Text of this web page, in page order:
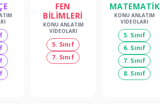
FEN
BİLİMLERİ
KONU ANLATIM
VIDEOLARI
5. Sınıf
7. Sınıf
MATEMATİK
KONU ANLATIM
VIDEOLARI
5. Sınıf
6. Sınıf
7. Sınıf
8. Sınıf